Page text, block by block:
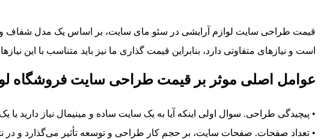
قیمت طراحی سایت لوازم آرایشی در سئو مای سایت، بر اساس یک مدل شفاف و
است و نیازهای متفاوتی دارد، بنابراین قیمت ‌گذاری ما نیز باید متناسب با این
عوامل اصلی موثر بر قیمت طراحی سایت فروشگاه
• پیچیدگی طراحی. سوال اولی اینکه آیا به یک سایت ساده و مینیمال نیاز
• تعداد صفحات. صفحات سایت، بر حجم کار طراحی و توسعه تأثیر می‌گذارد و در